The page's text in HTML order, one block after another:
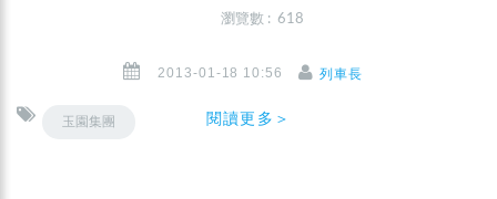
瀏覽數 : 618
2013-01-18 10:56 列車長
玉園集團 閱讀更多＞